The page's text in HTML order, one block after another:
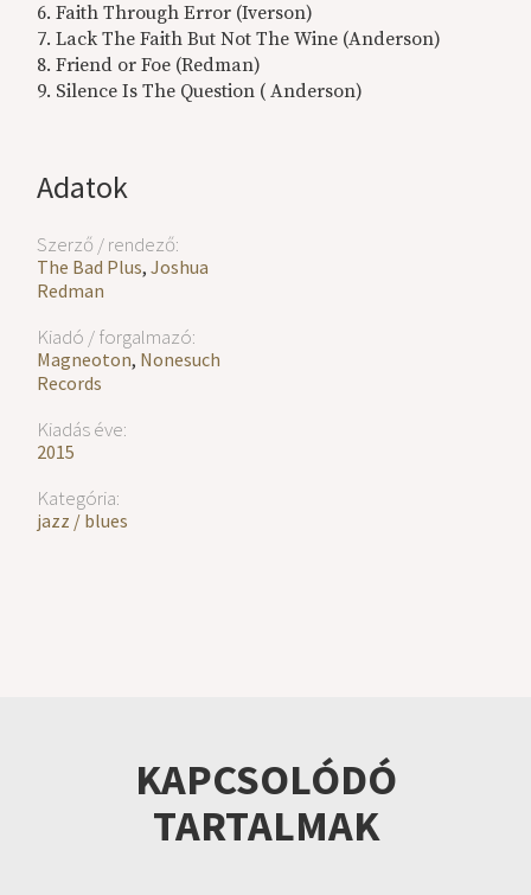
Adatok
Szerző / rendező:
The Bad Plus,Joshua
Redman
Kiadó / forgalmazó:
Magneoton, Nonesuch
Records
Kiadás éve:
2015
Kategória:
jazz / blues
6. Faith Through Error (Iverson)
7. Lack The Faith But Not The Wine (Anderson)
8. Friend or Foe (Redman)
9. Silence Is The Question ( Anderson)
KAPCSOLÓDÓ
TARTALMAK